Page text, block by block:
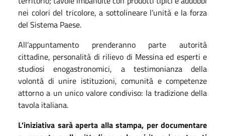
nei colori del tricolore, a sottolineare l’unità e la forza
del Sistema Paese.
All’appuntamento prenderanno parte autorità
cittadine, personalità di rilievo di Messina ed esperti e
studiosi enogastronomici, a testimonianza della
volontà di unire istituzioni, comunità e competenze
attorno a un unico valore condiviso: la tradizione della
tavola italiana.
L’iniziativa sarà aperta alla stampa, per documentare